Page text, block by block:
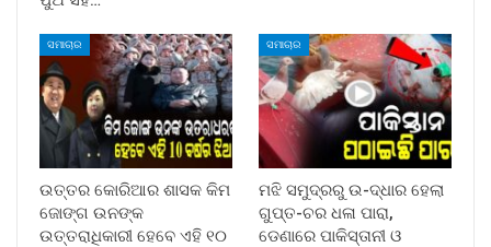
ସମାଚାର
ଉତ୍ତର କୋରିଆର ଶାସକ କିମ
ଜୋଙ୍ଗ ଉନଙ୍କ
ଉତ୍ତରାଧିକାରୀ ହେବେ ଏହି ୧୦
ସମାଚାର
ମଝି ସମୁଦ୍ରରୁ ଉ-ଦ୍ଧାର ହେଲା
ଗୁପ୍ତ-ଚର ଧଳା ପାରା,
ଡେଣାରେ ପାକିସ୍ତାନୀ ଓ